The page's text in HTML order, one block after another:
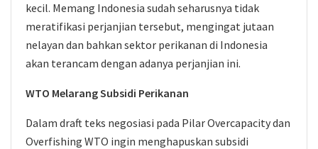
kecil. Memang Indonesia sudah seharusnya tidak
meratifikasi perjanjian tersebut, mengingat jutaan
nelayan dan bahkan sektor perikanan di Indonesia
akan terancam dengan adanya perjanjian ini.
WTO Melarang Subsidi Perikanan
Dalam draft teks negosiasi pada Pilar Overcapacity dan
Overfishing WTO ingin menghapuskan subsidi